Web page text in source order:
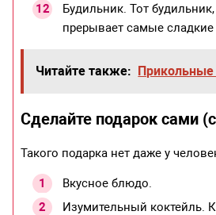
Будильник. Тот
прерывает самые
Читайте также: Прикольные
Сделайте подарок сами
Такого подарка нет даже у
Вкусное блюдо.
Изумительный коктейль.